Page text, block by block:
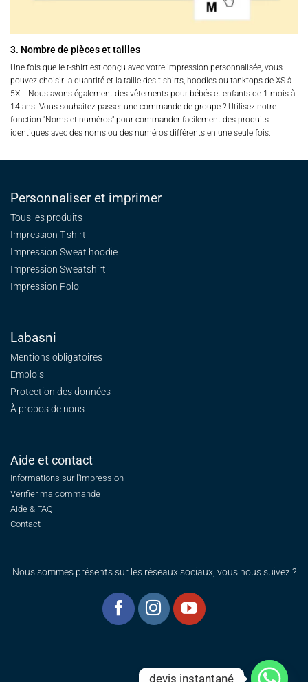
3. Nombre de pièces et tailles
Une fois que le t-shirt est conçu avec votre impression personnalisée, vous
pouvez choisir la quantité et la taille des t-shirts, hoodies ou tanktops de XS à
5XL. Nous avons également des vêtements pour bébés et enfants de 1 mois à
14 ans. Vous souhaitez passer une commande de groupe ? Utilisez notre
fonction "Noms et numéros" pour commander facilement des produits
identiques avec des noms ou des numéros différents en une seule fois.
Personnaliser et imprimer
Tous les produits
Impression T-shirt
Impression Sweat hoodie
Impression Sweatshirt
Impression Polo
Labasni
Mentions obligatoires
Emplois
Protection des données
À propos de nous
Aide et contact
Informations sur l'impression
Vérifier ma commande
Aide & FAQ
Contact
Nous sommes présents sur les réseaux sociaux, vous nous suivez ?
devis instantané